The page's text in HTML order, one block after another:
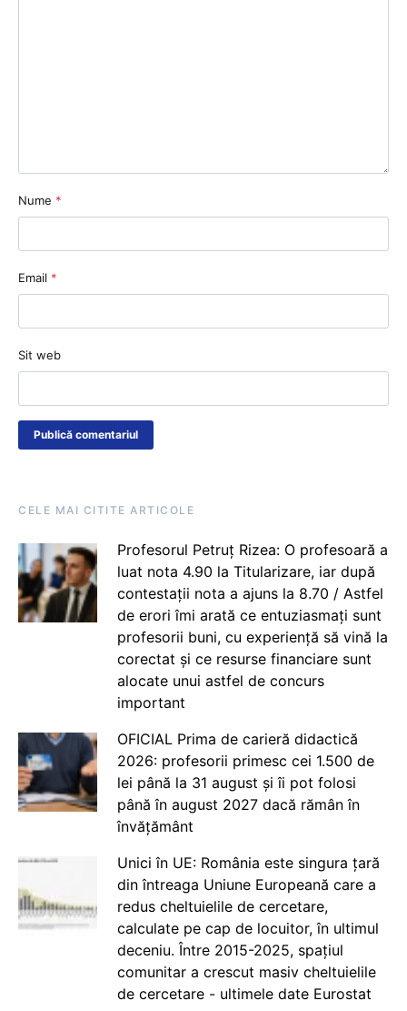
Nume *
Email *
Sit web
CELE MAI CITITE ARTICOLE
Profesorul Petruț Rizea: O profesoară a
luat nota 4.90 la Titularizare, iar după
contestații nota a ajuns la 8.70 / Astfel
de erori îmi arată ce entuziasmați sunt
profesorii buni, cu experiență să vină la
corectat și ce resurse financiare sunt
alocate unui astfel de concurs
important
OFICIAL Prima de carieră didactică
2026: profesorii primesc cei 1.500 de
lei până la 31 august și îi pot folosi
până în august 2027 dacă rămân în
învățământ
Unici în UE: România este singura țară
din întreaga Uniune Europeană care a
redus cheltuielile de cercetare,
calculate pe cap de locuitor, în ultimul
deceniu. Între 2015-2025, spațiul
comunitar a crescut masiv cheltuielile
de cercetare - ultimele date Eurostat